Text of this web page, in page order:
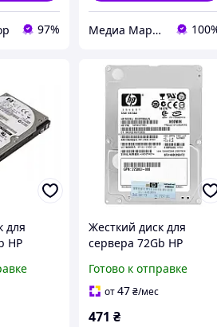
97% Медиа Маркет
для
HP
2.5"
Жесткий диск для
сервера 72Gb HP
32MB (DG0072BALVL)
2.5" SAS БУ
Готово к отправке
от47₴/мес
471 ₴